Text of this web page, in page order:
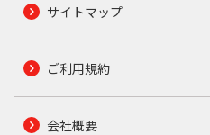
サイトマップ
ご利用規約
会社概要